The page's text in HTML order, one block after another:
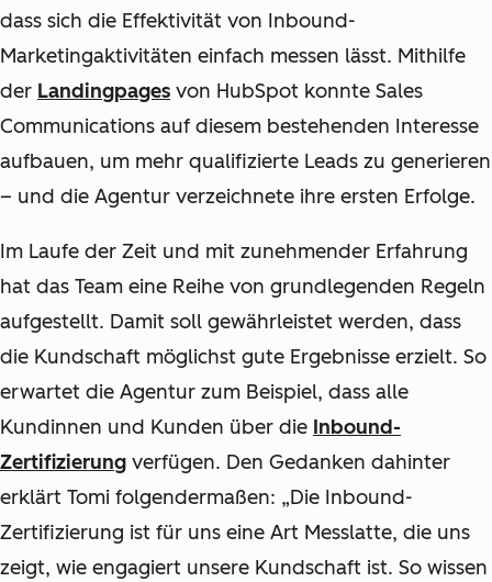
dass sich die Effektivität von Inbound-
Marketingaktivitäten einfach messen lässt. Mithilfe
der Landingpages von HubSpot konnte Sales
Communications auf diesem bestehenden Interesse
aufbauen, um mehr qualifizierte Leads zu generieren
– und die Agentur verzeichnete ihre ersten Erfolge.
Im Laufe der Zeit und mit zunehmender Erfahrung
hat das Team eine Reihe von grundlegenden Regeln
aufgestellt. Damit soll gewährleistet werden, dass
die Kundschaft möglichst gute Ergebnisse erzielt. So
erwartet die Agentur zum Beispiel, dass alle
Kundinnen und Kunden über die Inbound-
Zertifizierung verfügen. Den Gedanken dahinter
erklärt Tomi folgendermaßen: „Die Inbound-
Zertifizierung ist für uns eine Art Messlatte, die uns
zeigt, wie engagiert unsere Kundschaft ist. So wissen